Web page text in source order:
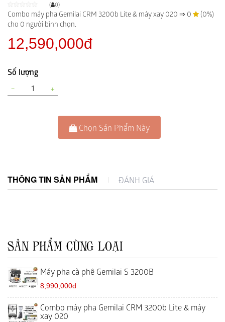
( 0)
Combo máy pha Gemilai CRM 3200b Lite & máy xay 020 ⇒ 0
(0%)
cho 0 người bình chọn.
12,590,000đ
Số lượng
− +
Chọn Sản Phẩm Này
THÔNG TIN SẢN PHẨM ĐÁNH GIÁ
SẢN PHẨM CÙNG LOẠI
Máy pha cà phê Gemilai S 3200B
8,990,000đ
Combo máy pha Gemilai CRM 3200b Lite & máy
xay 020